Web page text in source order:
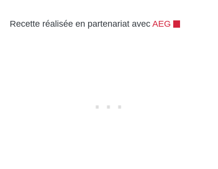
Recette réalisée en partenariat avec AEG